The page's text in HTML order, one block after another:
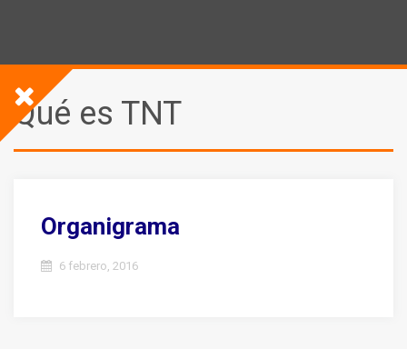
Qué es TNT
Organigrama
6 febrero, 2016